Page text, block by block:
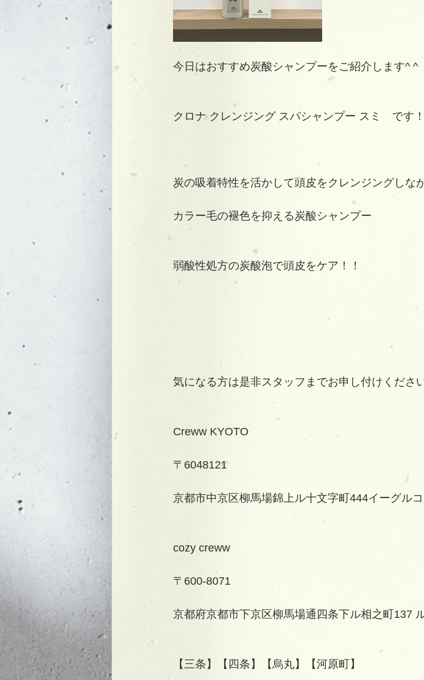
今日はおすすめ炭酸シャンプーをご紹介します^ ^
クロナ クレンジング スパシャンプー スミ　です！
炭の吸着特性を活かして頭皮をクレンジングしなが
カラー毛の褪色を抑える炭酸シャンプー
弱酸性処方の炭酸泡で頭皮をケア！！
気になる方は是非スタッフまでお申し付けくださ
Creww KYOTO
〒6048121
京都市中京区柳馬場錦上ル十文字町444イーグル
cozy creww
〒600-8071
京都府京都市下京区柳馬場通四条下ル相之町137
【三条】【四条】【烏丸】【河原町】